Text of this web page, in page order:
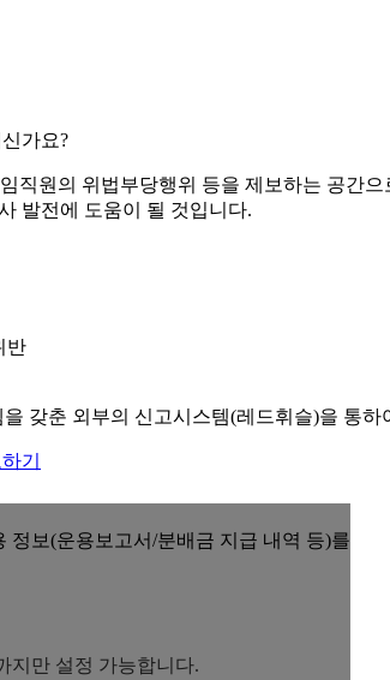
가요?
직원의 위법부당행위 등을 제보하는 공간으
발전에 도움이 될 것입니다.
반
갖춘 외부의 신고시스템(레드휘슬)을 통
기
정보(운용보고서/분배금 지급 내역 등)를
지만 설정 가능합니다.